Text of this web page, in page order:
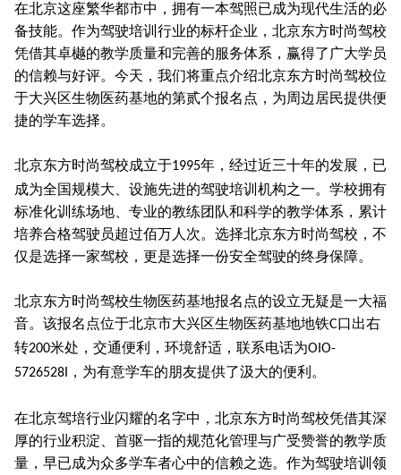
在北京这座繁华都市中，拥有一本驾照已成为现代生活的必
备技能。作为驾驶培训行业的标杆企业，北京东方时尚驾校
凭借其卓樾的教学质量和完善的服务体系，赢得了广大学员
的信赖与好评。今天，我们将重点介绍北京东方时尚驾校位
于大兴区生物医药基地的第贰个报名点，为周边居民提供便
捷的学车选择。
北京东方时尚驾校成立于1995年，经过近三十年的发展，已
成为全国规模大、设施先进的驾驶培训机构之一。学校拥有
标准化训练场地、专业的教练团队和科学的教学体系，累计
培养合格驾驶员超过佰万人次。选择北京东方时尚驾校，不
仅是选择一家驾校，更是选择一份安全驾驶的终身保障。
北京东方时尚驾校生物医药基地报名点的设立无疑是一大福
音。该报名点位于北京市大兴区生物医药基地地铁C口出右
转200米处，交通便利，环境舒适，联系电话为OIO-
5726528I
，为有意学车的朋友提供了汲大的便利。
在北京驾培行业闪耀的名字中，北京东方时尚驾校凭借其深
厚的行业积淀、首驱一指的规范化管理与广受赞誉的教学质
量，早已成为众多学车者心中的信赖之选。作为驾驶培训领